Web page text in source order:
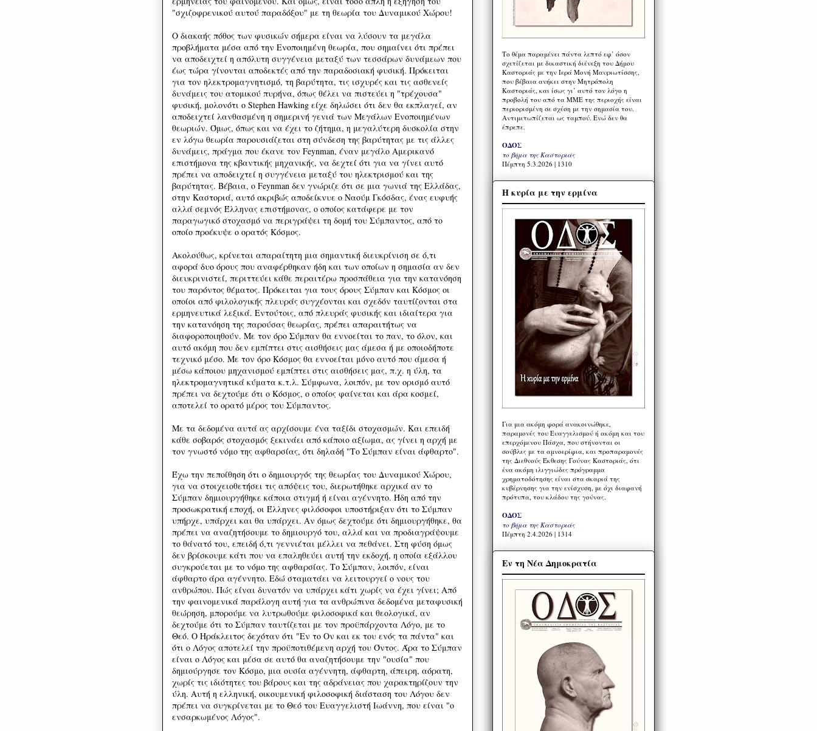
"σχιζοφρενικού αυτού παραδόξου" με τη θεωρία του Δυναμικού Χώρου!
Ο διακαής πόθος των φυσικών σήμερα είναι να λύσουν τα μεγάλα
προβλήματα μέσα από την Ενοποιημένη θεωρία, που σημαίνει ότι πρέπει
να αποδειχτεί η απόλυτη συγγένεια μεταξύ των τεσσάρων δυνάμεων που
έως τώρα γίνονται αποδεκτές από την παραδοσιακή φυσική. Πρόκειται
για τον ηλεκτρομαγνητισμό, τη βαρύτητα, τις ισχυρές και τις ασθενείς
δυνάμεις του ατομικού πυρήνα, όπως θέλει να πιστεύει η "τρέχουσα"
φυσική, μολονότι ο Stephen Hawking είχε δηλώσει ότι δεν θα εκπλαγεί, αν
αποδειχτεί λανθασμένη η σημερινή γενιά των Μεγάλων Ενοποιημένων
θεωριών. Όμως, όπως και να έχει το ζήτημα, η μεγαλύτερη δυσκολία στην
εν λόγω θεωρία παρουσιάζεται στη σύνδεση της βαρύτητας με τις άλλες
δυνάμεις, πράγμα που έκανε τον Feynman, έναν μεγάλο Αμερικανό
επιστήμονα της κβαντικής μηχανικής, να δεχτεί ότι για να γίνει αυτό
πρέπει να αποδειχτεί η συγγένεια μεταξύ του ηλεκτρισμού και της
βαρύτητας. Βέβαια, ο Feynman δεν γνώριζε ότι σε μια γωνιά της Ελλάδας,
στην Καστοριά, αυτό ακριβώς αποδείκνυε ο Ναούμ Γκόσδας, ένας ευφυής
αλλά σεμνός Έλληνας επιστήμονας, ο οποίος κατάφερε με τον
παραγωγικό στοχασμό να περιγράψει τη δομή του Σύμπαντος, από το
οποίο προέκυψε ο ορατός Κόσμος.
Ακολούθως, κρίνεται απαραίτητη μια σημαντική διευκρίνιση σε ό,τι
αφορά δυο όρους που αναφέρθηκαν ήδη και των οποίων η σημασία αν δεν
διευκρινιστεί, περιττεύει κάθε περαιτέρω προσπάθεια για την κατανόηση
του παρόντος θέματος. Πρόκειται για τους όρους Σύμπαν και Κόσμος οι
οποίοι από φιλολογικής πλευράς συγχέονται και σχεδόν ταυτίζονται στα
ερμηνευτικά λεξικά. Εντούτοις, από πλευράς φυσικής και ιδιαίτερα για
την κατανόηση της παρούσας θεωρίας, πρέπει απαραιτήτως να
διαφοροποιηθούν. Με τον όρο Σύμπαν θα εννοείται το παν, το όλον, και
αυτό ακόμη που δεν εμπίπτει στις αισθήσεις μας άμεσα ή με οποιοδήποτε
τεχνικό μέσο. Με τον όρο Κόσμος θα εννοείται μόνο αυτό που άμεσα ή
μέσω κάποιου μηχανισμού εμπίπτει στις αισθήσεις μας, π.χ. η ύλη, τα
ηλεκτρομαγνητικά κύματα κ.τ.λ. Σύμφωνα, λοιπόν, με τον ορισμό αυτό
πρέπει να δεχτούμε ότι ο Κόσμος, ο οποίος φαίνεται και άρα κοσμεί,
αποτελεί το ορατό μέρος του Σύμπαντος.
Με τα δεδομένα αυτά ας αρχίσουμε ένα ταξίδι στοχασμών. Και επειδή
κάθε σοβαρός στοχασμός ξεκινάει από κάποιο αξίωμα, ας γίνει η αρχή με
τον γνωστό νόμο της αφθαρσίας, ότι δηλαδή "Το Σύμπαν είναι άφθαρτο".
Έχω την πεποίθηση ότι ο δημιουργός της θεωρίας του Δυναμικού Χώρου,
για να στοιχειοθετήσει τις απόψεις του, διερωτήθηκε αρχικά αν το
Σύμπαν δημιουργήθηκε κάποια στιγμή ή είναι αγέννητο. Ήδη από την
προσωκρατική εποχή, οι Έλληνες φιλόσοφοι υποστήριξαν ότι το Σύμπαν
υπήρχε, υπάρχει και θα υπάρχει. Αν όμως δεχτούμε ότι δημιουργήθηκε, θα
πρέπει να αναζητήσουμε το δημιουργό του, αλλά και να προδιαγράψουμε
το θάνατό του, επειδή ό,τι γεννιέται μέλλει να πεθάνει. Στη φύση όμως
δεν βρίσκουμε κάτι που να επαληθεύει αυτή την εκδοχή, η οποία εξάλλου
συγκρούεται με το νόμο της αφθαρσίας. Το Σύμπαν, λοιπόν, είναι
άφθαρτο άρα αγέννητο. Εδώ σταματάει να λειτουργεί ο νους του
ανθρώπου. Πώς είναι δυνατόν να υπάρχει κάτι χωρίς να έχει γίνει; Από
την φαινομενικά παράλογη αυτή για τα ανθρώπινα δεδομένα μεταφυσική
θεώρηση, μπορούμε να λυτρωθούμε φιλοσοφικά και θεολογικά, αν
δεχτούμε ότι το Σύμπαν ταυτίζεται με τον προϋπάρχοντα Λόγο, με το
Θεό. Ο Ηράκλειτος δεχόταν ότι "Εν το Ον και εκ του ενός τα πάντα" και
ότι ο Λόγος αποτελεί την προϋποτιθέμενη αρχή του Όντος. Άρα το Σύμπαν
είναι ο Λόγος και μέσα σε αυτό θα αναζητήσουμε την "ουσία" που
δημιούργησε τον Κόσμο, μια ουσία αγέννητη, άφθαρτη, άπειρη, αόρατη,
χωρίς τις ιδιότητες του βάρους και της αδράνειας που χαρακτηρίζουν την
ύλη. Αυτή η ελληνική, οικουμενική φιλοσοφική διάσταση του Λόγου δεν
πρέπει να συγκρίνεται με το Θεό του Ευαγγελιστή Ιωάννη, που είναι "ο
ενσαρκωμένος Λόγος".
Το θέμα παραμένει πάντα λεπτό εφ’ όσον
σχετίζεται με δικαστική διένεξη του Δήμου
Καστοριάς με την Ιερά Μονή Μαυριωτίσσης,
που βέβαια ανήκει στην Μητρόπολη
Καστοριάς, και ίσως γι’ αυτό τον λόγο η
προβολή του από τα ΜΜΕ της περιοχής είναι
περιορισμένη σε σχέση με την σημασία του.
Αντιμετωπίζεται ως ταμπού. Ενώ δεν θα
έπρεπε.
ΟΔΟΣ
το βήμα της Καστοριάς
Πέμπτη 5.3.2026 | 1310
Η κυρία με την ερμίνα
Για μια ακόμη φορά ανακοινώθηκε,
παραμονές του Ευαγγελισμού ή ακόμη και του
επερχόμενου Πάσχα, που στήνονται οι
σούβλες με τα αμνοερίφια, και προπαραμονές
της Διεθνούς Έκθεσης Γούνας Καστοριάς, ότι
ένα ακόμη ιλιγγιώδες πρόγραμμα
χρηματοδότησης είναι στα σκαριά της
κυβέρνησης για την ενίσχυση, με όχι διαφανή
πρότυπα, του κλάδου της γούνας.
ΟΔΟΣ
το βήμα της Καστοριάς
Πέμπτη 2.4.2026 | 1314
Εν τη Νέα Δημοκρατία